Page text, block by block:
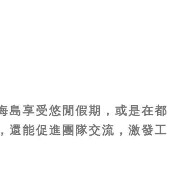
島享受悠閒假期，或是在都
還能促進團隊交流，激發工